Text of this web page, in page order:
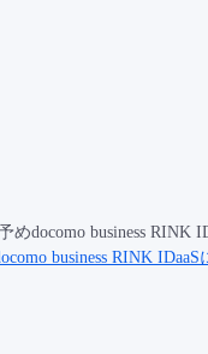
めdocomo business
business RINK